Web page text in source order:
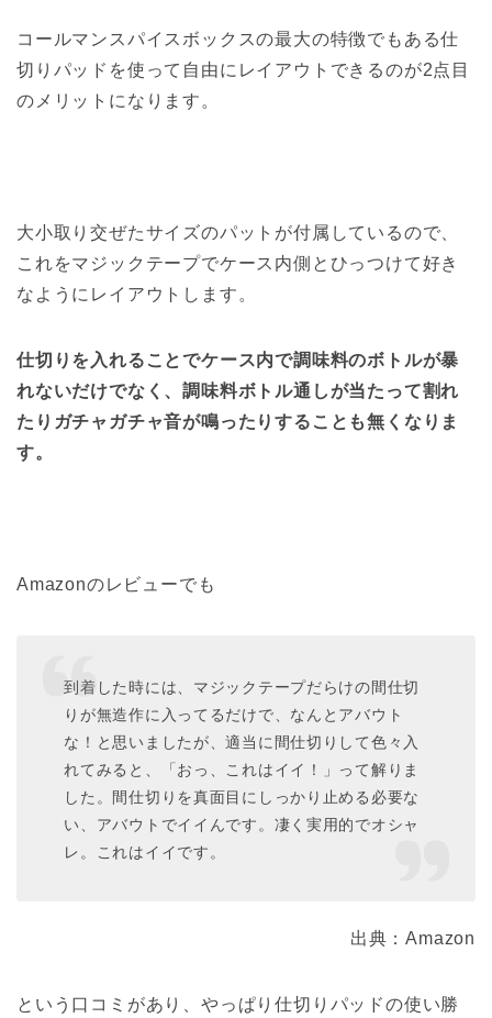
コールマンスパイスボックスの最大の特徴でもある仕
切りパッドを使って自由にレイアウトできるのが2点目
のメリットになります。
大小取り交ぜたサイズのパットが付属しているので、
これをマジックテープでケース内側とひっつけて好き
なようにレイアウトします。
仕切りを入れることでケース内で調味料のボトルが暴
れないだけでなく、調味料ボトル通しが当たって割れ
たりガチャガチャ音が鳴ったりすることも無くなりま
す。
Amazonのレビューでも
到着した時には、マジックテープだらけの間仕切
りが無造作に入ってるだけで、なんとアバウト
な！と思いましたが、適当に間仕切りして色々入
れてみると、「おっ、これはイイ！」って解りま
した。間仕切りを真面目にしっかり止める必要な
い、アバウトでイイんです。凄く実用的でオシャ
レ。これはイイです。
出典：Amazon
という口コミがあり、やっぱり仕切りパッドの使い勝